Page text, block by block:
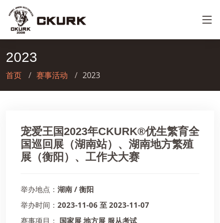
2023
首页 赛事活动 2023
宠爱王国2023年CKURK®优生繁育全
国巡回展（湖南站）、湖南地方繁殖
展（衡阳）、工作犬大赛
举办地点： 湖南 / 衡阳
举办时间： 2023-11-06 至 2023-11-07
赛事项目： 国家展 地方展 服从考试